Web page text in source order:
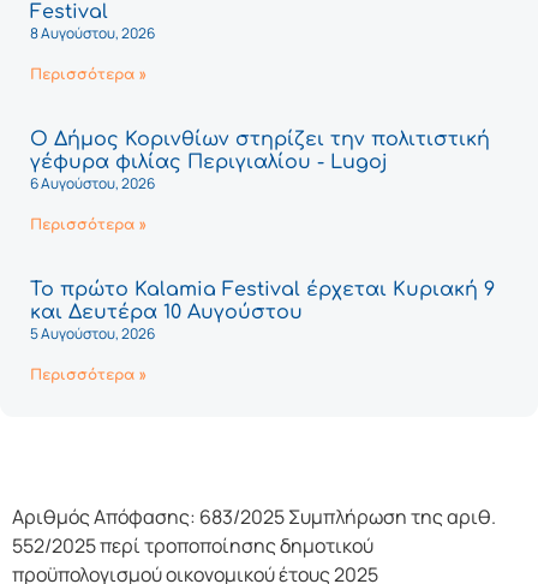
Festival
8 Αυγούστου, 2026
Περισσότερα »
Ο Δήμος Κορινθίων στηρίζει την πολιτιστική
γέφυρα φιλίας Περιγιαλίου - Lugoj
6 Αυγούστου, 2026
Περισσότερα »
Το πρώτο Kalamia Festival έρχεται Κυριακή 9
και Δευτέρα 10 Αυγούστου
5 Αυγούστου, 2026
Περισσότερα »
Αριθμός Απόφασης: 683/2025 Συμπλήρωση της αριθ.
552/2025 περί τροποποίησης δημοτικού
προϋπολογισμού οικονομικού έτους 2025